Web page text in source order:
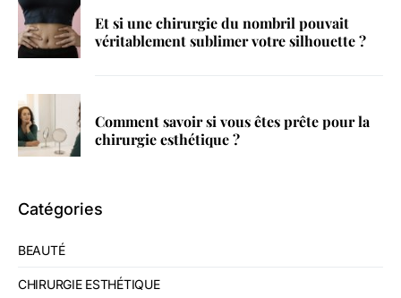
Et si une chirurgie du nombril pouvait
véritablement sublimer votre silhouette ?
Comment savoir si vous êtes prête pour la
chirurgie esthétique ?
Catégories
BEAUTÉ
CHIRURGIE ESTHÉTIQUE